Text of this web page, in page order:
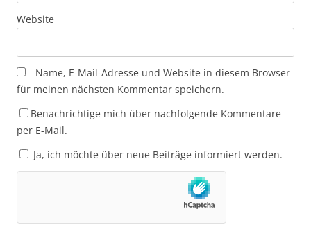
Website
Name, E-Mail-Adresse und Website in diesem Browser
für meinen nächsten Kommentar speichern.
Benachrichtige mich über nachfolgende Kommentare
per E-Mail.
Ja, ich möchte über neue Beiträge informiert werden.